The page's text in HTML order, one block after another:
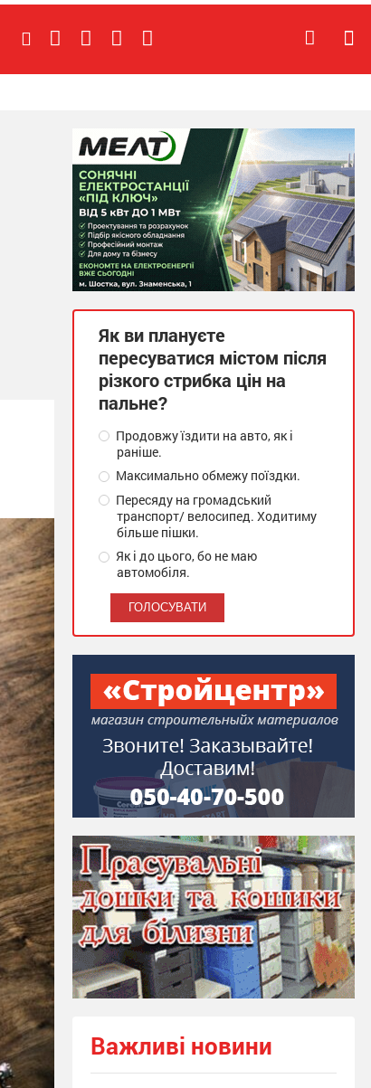
Як ви плануєте
пересуватися містом після
різкого стрибка цін на
пальне?
Продовжу їздити на авто, як і
раніше.
Максимально обмежу поїздки.
Пересяду на громадський
транспорт/ велосипед. Ходитиму
більше пішки.
Як і до цього, бо не маю
автомобіля.
Важливі новини